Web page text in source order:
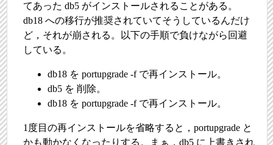
てあった db5 がインストールされることがある。
db18 への移行が推奨されていてそうしているんだけ
ど，それが崩される。以下の手順で負けながら回避
している。
db18 を portupgrade -f で再インストール。
db5 を 削除。
db18 を portupgrade -f で再インストール。
1度目の再インストールを省略すると，portupgrade と
かも動かなくなったりする。まぁ，db5 に上書きされ